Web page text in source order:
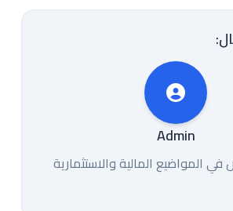
Admin
المواضيع المالية والاستثمارية